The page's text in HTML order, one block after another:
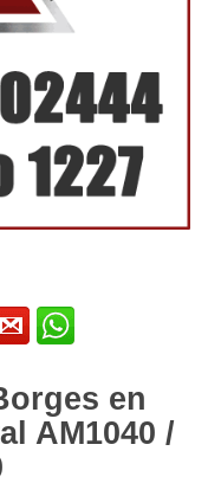
en
AM1040 /